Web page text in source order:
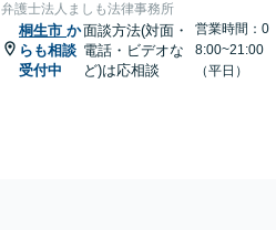
弁護士法人ましも法律事務所
桐生市 か
らも相談
受付中
面談方法(対面・
電話・ビデオな
ど)は応相談
営業時間：0
8:00~21:00
（平日）